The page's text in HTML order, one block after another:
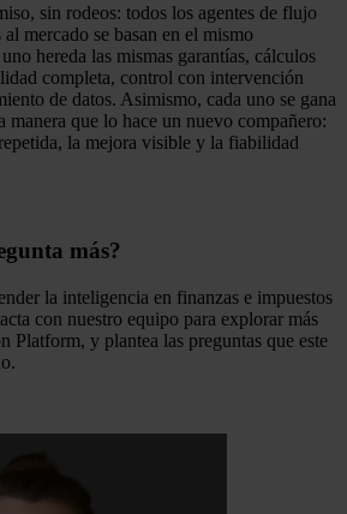
sin rodeos: todos los agentes de flujo
mercado se basan en el mismo
hereda las mismas garantías, cálculos
completa, control con intervención
de datos. Asimismo, cada uno se gana
manera que lo hace un nuevo compañero:
la mejora visible y la fiabilidad
más?
la inteligencia en finanzas e impuestos
con nuestro equipo para explorar más
Platform, y plantea las preguntas que este